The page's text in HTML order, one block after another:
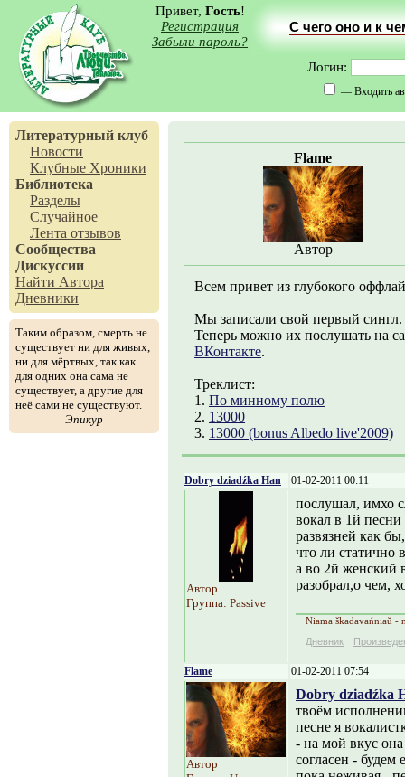
Привет, Гость!
Регистрация
Забыли пароль?
С чего оно и к
Логин:
— Входить
Литературный клуб
Новости
Клубные Хроники
Библиотека
Разделы
Случайное
Лента отзывов
Сообщества
Дискуссии
Найти Автора
Дневники
Таким образом, смерть не
существует ни для живых,
ни для мёртвых, так как
для одних она сама не
существует, а другие для
неё сами не существуют.
Эпикур
Flame
Автор
Всем привет из глубокого
Мы записали свой первый сингл.
Теперь можно их послушать на
ВКонтакте.
Треклист:
1. По минному полю
2. 13000
3. 13000 (bonus Albedo live'2009)
Dobry dziadźka Han 01-02-2011 00:11
Автор
Группа: Passive
послушал, имхо
вокал в 1й песни
развязней как
что ли статично
а во 2й женский
разобрал,о чем,
Niama škadavańniaŭ -
Дневник
Flame 01-02-2011 07:54
Автор
Dobry dziadźka
твоём
песне я
- на мой вкус
согласен -